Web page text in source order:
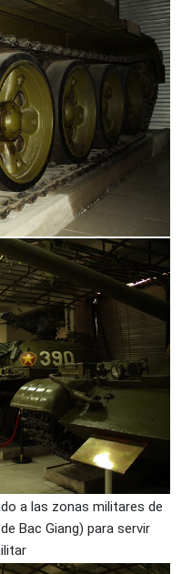
a las zonas militares de
Bac Giang) para servir